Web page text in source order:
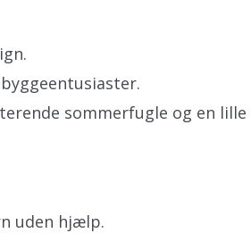
sommerfugle og en lille
uden hjælp.